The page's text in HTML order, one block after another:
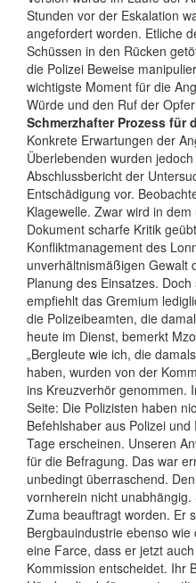
Stunden vor der Eskalation
angefordert worden. Etliche
Schüssen in den Rücken
die Polizei Beweise
wichtigste Moment für die
Würde und den Ruf der
Schmerzhafter Prozess für
Konkrete Erwartungen der
Überlebenden wurden
Abschlussbericht der
Entschädigung vor.
Klagewelle. Zwar wird in
Dokument scharfe Kritik
Konfliktmanagement des
unverhältnismäßigen Gewalt
Planung des Einsatzes.
empfiehlt das Gremium
die Polizeibeamten, die
heute im Dienst, bemerkt
„Bergleute wie ich, die
haben, wurden von der
ins Kreuzverhör genommen.
Seite: Die Polizisten haben
Befehlshaber aus Polizei
Tage erscheinen. Unseren
für die Befragung. Das war
unbedingt überraschend.
vornherein nicht
Zuma beauftragt worden. Er
Bergbauindustrie ebenso
eine Farce, dass er jetzt
Kommission entscheidet. Ihr